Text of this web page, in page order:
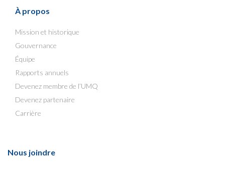
À propos
Mission et historique
Gouvernance
Équipe
Rapports annuels
Devenez membre de l’UMQ
Devenez partenaire
Carrière
Nous joindre